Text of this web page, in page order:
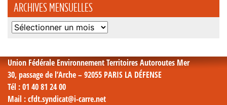
ARCHIVES MENSUELLES
Archives
Union Fédérale Environnement Territoires Autoroutes Mer
30, passage de l’Arche – 92055 PARIS LA DÉFENSE
Tél : 01 40 81 24 00
Mail : cfdt.syndicat@i-carre.net